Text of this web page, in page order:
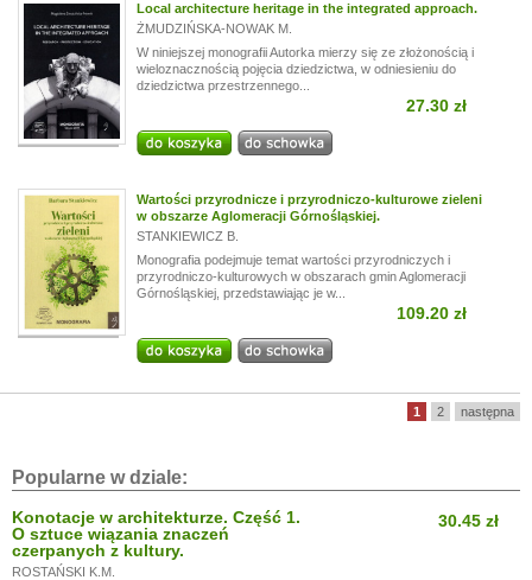
Local architecture heritage in the integrated approach.
ŻMUDZIŃSKA-NOWAK M.
W niniejszej monografii Autorka mierzy się ze złożonością i
wieloznacznością pojęcia dziedzictwa, w odniesieniu do
dziedzictwa przestrzennego...
27.30 zł
Wartości przyrodnicze i przyrodniczo-kulturowe zieleni
w obszarze Aglomeracji Górnośląskiej.
STANKIEWICZ B.
Monografia podejmuje temat wartości przyrodniczych i
przyrodniczo-kulturowych w obszarach gmin Aglomeracji
Górnośląskiej, przedstawiając je w...
109.20 zł
1 2 następna
Popularne w dziale:
Konotacje w architekturze. Część 1.
O sztuce wiązania znaczeń
czerpanych z kultury.
ROSTAŃSKI K.M.
30.45 zł